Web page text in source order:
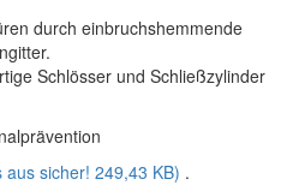
durch einbruchshemmende
Schlösser und Schließzylinder
aus sicher! 249,43 KB) .